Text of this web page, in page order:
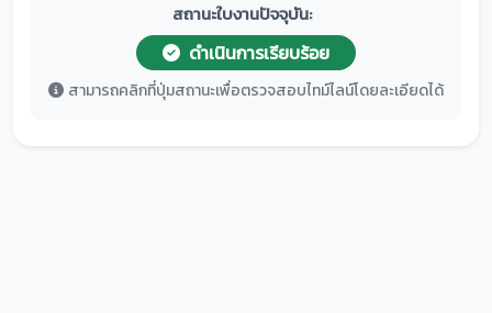
สถานะใบงานปัจจุบัน:
ดำเนินการเรียบร้อย
สามารถคลิกที่ปุ่มสถานะเพื่อตรวจสอบไทม์ไลน์โดยละเอียดได้